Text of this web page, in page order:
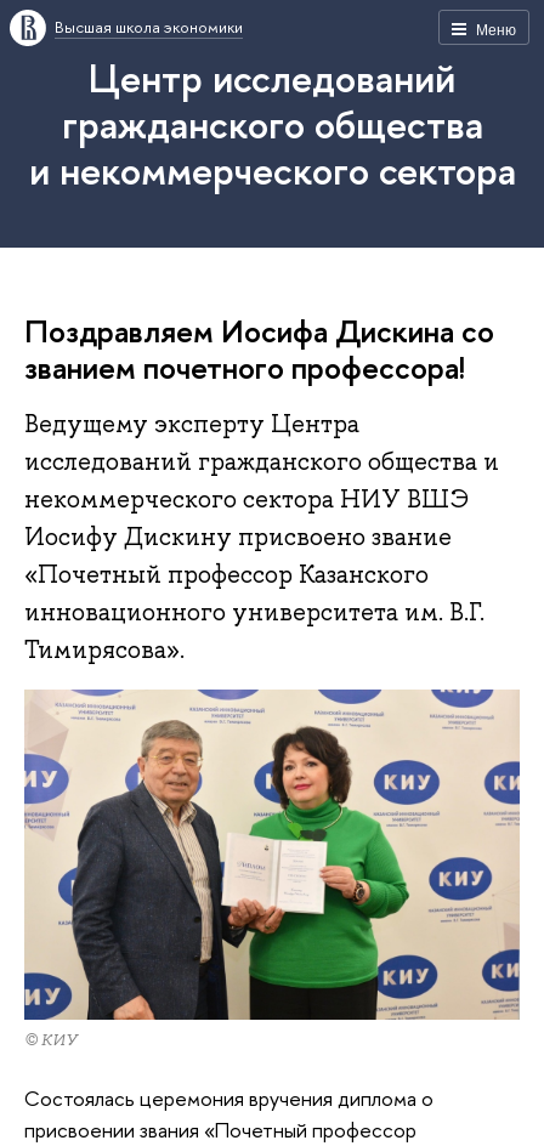
Меню
Высшая школа экономики
Центр исследований
гражданского общества
и некоммерческого сектора
Поздравляем Иосифа Дискина со
званием почетного профессора!
Ведущему эксперту Центра
исследований гражданского общества и
некоммерческого сектора НИУ ВШЭ
Иосифу Дискину присвоено звание
«Почетный профессор Казанского
инновационного университета им. В.Г.
Тимирясова».
© КИУ
Состоялась церемония вручения диплома о
присвоении звания «Почетный профессор